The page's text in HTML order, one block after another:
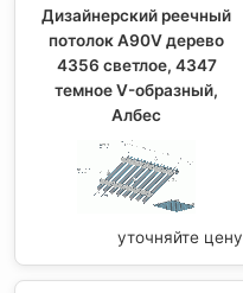
Дизайнерский реечный
потолок A90V дерево
4356 светлое, 4347
темное V-образный,
Албес
уточняйте цену